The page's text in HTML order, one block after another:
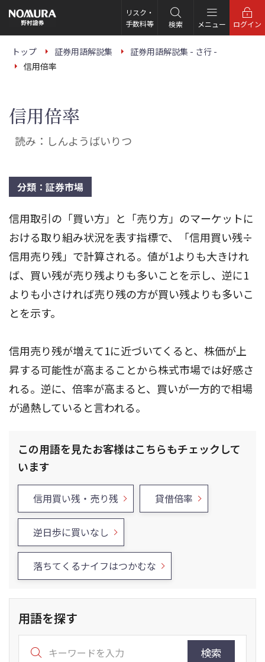
の
ー
リスク・
手数料等
検索 メニュー ログイン
トップ 証券用語解説集
証券用語解説集 - さ行 -
信用倍率
信用倍率
読み：しんようばいりつ
分類：証券市場
信用取引の「買い方」と「売り方」のマーケットに
おける取り組み状況を表す指標で、「信用買い残÷
信用売り残」で計算される。値が1よりも大きけれ
ば、買い残が売り残よりも多いことを示し、逆に1
よりも小さければ売り残の方が買い残よりも多いこ
とを示す。
信用売り残が増えて1に近づいてくると、株価が上
昇する可能性が高まることから株式市場では好感さ
れる。逆に、倍率が高まると、買いが一方的で相場
が過熱していると言われる。
この用語を見たお客様はこちらもチェックして
います
信用買い残・売り残 貸借倍率
逆日歩に買いなし
落ちてくるナイフはつかむな
用語を探す
検索